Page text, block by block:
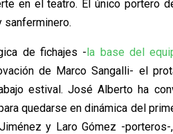
en el teatro. El único portero
sanferminero.
de fichajes -la base del
de Marco Sangalli- el
estival. José Alberto ha
quedarse en dinámica del
y Laro Gómez -